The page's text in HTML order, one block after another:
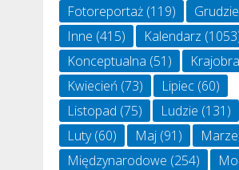
Fotoreportaż(119)
Inne (415) Kalendarz
Konceptualna (51)
Kwiecień(73) Lipiec(60)
Listopad (75) Ludzie (131)
Luty(60) Maj(91)
Międzynarodowe (254)